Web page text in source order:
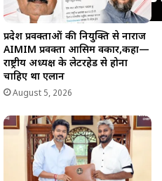
प्रदेश प्रवक्ताओं की नियुक्ति से नाराज
AIMIM प्रवक्ता आसिम वकार,कहा—
राष्ट्रीय अध्यक्ष के लेटरहेड से होना
चाहिए था एलान
August 5, 2026